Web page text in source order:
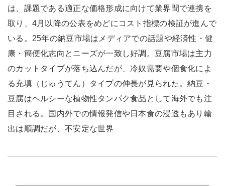
は、課題である適正な価格形成に向けて業界間で連携を
取り、4月以降の公表をめどにコスト指標の検証が進んで
いる。25年の納豆市場はメディアでの話題や経済性・健
康・簡便化志向とニーズが一致し好調。豆腐市場は主力
のカットタイプが落ち込んだが、冷奴需要や個食化によ
る充填（じゅうてん）タイプの伸長が見られた。納豆・
豆腐はヘルシーな植物性タンパク食品として海外でも注
目される。国内外での情報発信や日本食の浸透もあり輸
出は順調だが、不安定な世界